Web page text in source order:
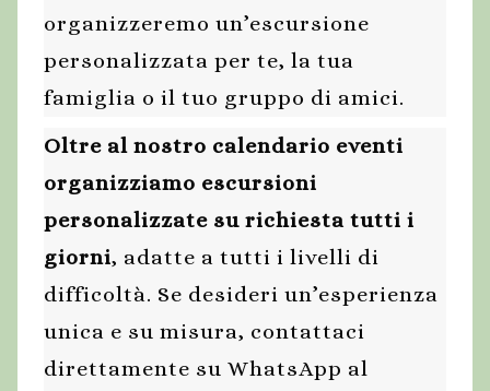
organizzeremo un’escursione
personalizzata per te, la tua
famiglia o il tuo gruppo di amici.
Oltre al nostro calendario eventi
organizziamo escursioni
personalizzate su richiesta tutti i
giorni, adatte a tutti i livelli di
difficoltà. Se desideri un’esperienza
unica e su misura, contattaci
direttamente su WhatsApp al